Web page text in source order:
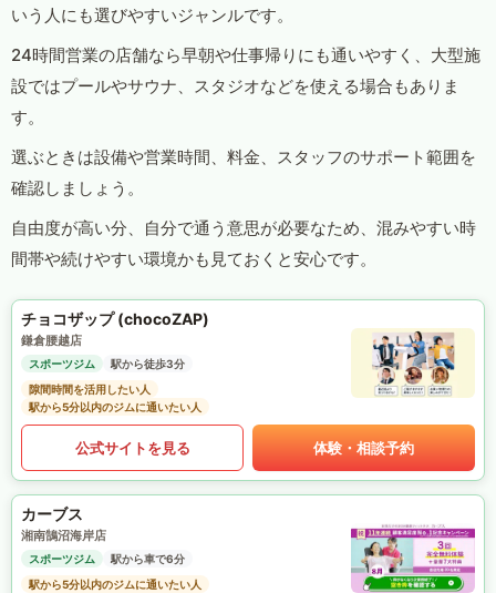
いう人にも選びやすいジャンルです。
24時間営業の店舗なら早朝や仕事帰りにも通いやすく、大型施
設ではプールやサウナ、スタジオなどを使える場合もありま
す。
選ぶときは設備や営業時間、料金、スタッフのサポート範囲を
確認しましょう。
自由度が高い分、自分で通う意思が必要なため、混みやすい時
間帯や続けやすい環境かも見ておくと安心です。
チョコザップ (chocoZAP)
鎌倉腰越店
スポーツジム
駅から徒歩3分
隙間時間を活用したい人
駅から5分以内のジムに通いたい人
公式サイトを見る 体験・相談予約
カーブス
湘南鵠沼海岸店
スポーツジム
駅から車で6分
駅から5分以内のジムに通いたい人